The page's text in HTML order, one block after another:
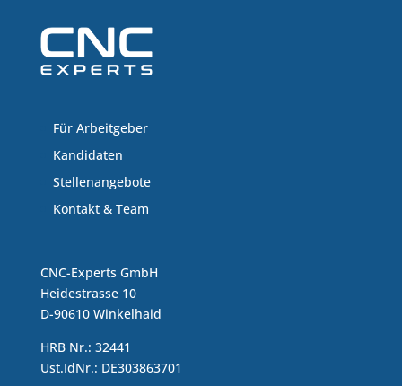
Für Arbeitgeber
Kandidaten
Stellenangebote
Kontakt & Team
CNC-Experts GmbH
Heidestrasse 10
D-90610 Winkelhaid
HRB Nr.: 32441
Ust.IdNr.: DE303863701